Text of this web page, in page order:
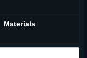
Materials